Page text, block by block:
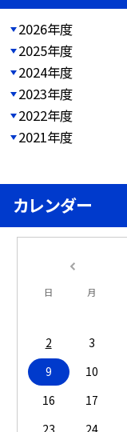
2026年度
2025年度
2024年度
2023年度
2022年度
2021年度
カレンダー
日 月
2
3
9
10
16
17